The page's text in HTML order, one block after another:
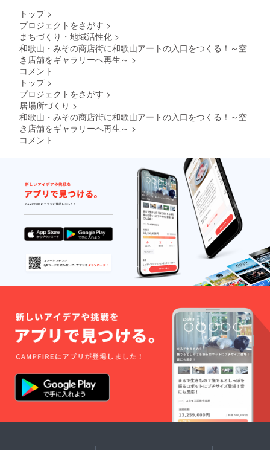
重量：
身長：
140cm
証につ
いて】
メー
カー保
証（要
ユー
ザー登
録）あ
り： ・
フレー
ム：2
年、
バッテ
リー／
／構造
部品：1
年 ※消
耗品、
カスタ
ム起因
の故
障、登
録未完
は対象
外
トップ >
プロジェクトをさがす >
まちづくり・地域活性化 >
和歌山・みその商店街に和歌山アートの入口をつくる！～空
き店舗をギャラリーへ再生～ >
コメント
トップ >
プロジェクトをさがす >
居場所づくり >
和歌山・みその商店街に和歌山アートの入口をつくる！～空
き店舗をギャラリーへ再生～ >
コメント